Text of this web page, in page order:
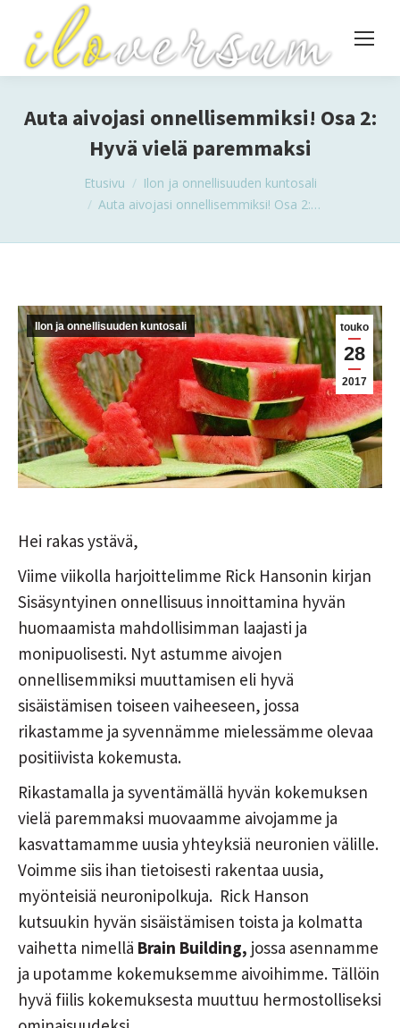
Auta aivojasi onnellisemmiksi! Osa 2:
Hyvä vielä paremmaksi
You are here:
Etusivu
Ilon ja onnellisuuden kuntosali
Auta aivojasi onnellisemmiksi! Osa 2:…
touko
28
2017
Ilon ja onnellisuuden kuntosali
Hei rakas ystävä,
Viime viikolla harjoittelimme Rick Hansonin kirjan
Sisäsyntyinen onnellisuus innoittamina hyvän
huomaamista mahdollisimman laajasti ja
monipuolisesti. Nyt astumme aivojen
onnellisemmiksi muuttamisen eli hyvä
sisäistämisen toiseen vaiheeseen, jossa
rikastamme ja syvennämme mielessämme olevaa
positiivista kokemusta.
Rikastamalla ja syventämällä hyvän kokemuksen
vielä paremmaksi muovaamme aivojamme ja
kasvattamamme uusia yhteyksiä neuronien välille.
Voimme siis ihan tietoisesti rakentaa uusia,
myönteisiä neuronipolkuja. Rick Hanson
kutsuukin hyvän sisäistämisen toista ja kolmatta
vaihetta nimellä Brain Building, jossa asennamme
ja upotamme kokemuksemme aivoihimme. Tällöin
hyvä fiilis kokemuksesta muuttuu hermostolliseksi